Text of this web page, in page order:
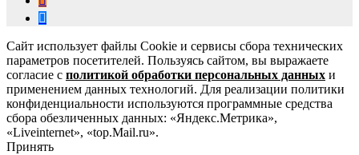
Сайт использует файлы Cookie и сервисы сбора технических
параметров посетителей. Пользуясь сайтом, вы выражаете
согласие с политикой обработки персональных данных и
применением данных технологий. Для реализации политики
конфиденциальности используются программные средства
сбора обезличенных данных: «Яндекс.Метрика»,
«Liveinternet», «top.Mail.ru».
Принять